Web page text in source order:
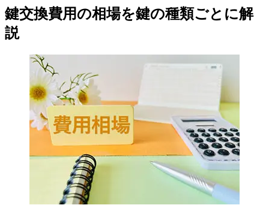
鍵交換費用の相場を鍵の種類ごとに解
説